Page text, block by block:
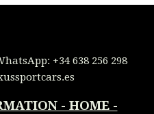
+34 638 256 298
- HOME -